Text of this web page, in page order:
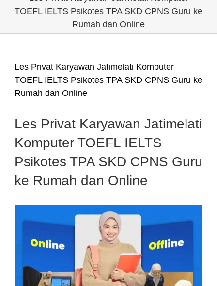
TOEFL IELTS Psikotes TPA SKD CPNS Guru ke
Rumah dan Online
Les Privat Karyawan Jatimelati Komputer
TOEFL IELTS Psikotes TPA SKD CPNS Guru ke
Rumah dan Online
Les Privat Karyawan Jatimelati
Komputer TOEFL IELTS
Psikotes TPA SKD CPNS Guru
ke Rumah dan Online